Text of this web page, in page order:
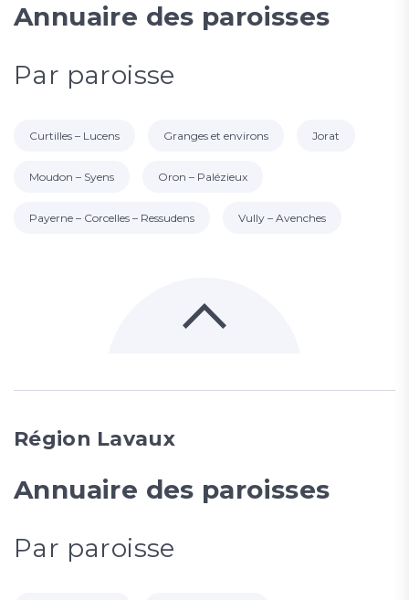
Annuaire des paroisses
Par paroisse
Curtilles – Lucens Granges et environs Jorat
Moudon – Syens Oron – Palézieux
Payerne – Corcelles – Ressudens Vully – Avenches
Région Lavaux
Annuaire des paroisses
Par paroisse